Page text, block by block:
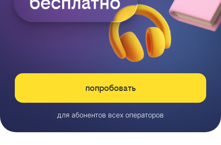
попробовать
для абонентов всех операторов